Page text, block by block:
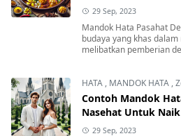
29 Sep, 2023
Mandok Hata Pasahat
budaya yang khas
melibatkan pemberian
HATA , MANDOK HATA ,
Contoh Mandok
Nasehat Untuk
29 Sep, 2023